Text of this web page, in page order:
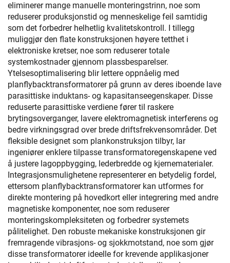
eliminerer mange manuelle monteringstrinn, noe som
reduserer produksjonstid og menneskelige feil samtidig
som det forbedrer helhetlig kvalitetskontroll. I tillegg
muliggjør den flate konstruksjonen høyere tetthet i
elektroniske kretser, noe som reduserer totale
systemkostnader gjennom plassbesparelser.
Ytelsesoptimalisering blir lettere oppnåelig med
planflybacktransformatorer på grunn av deres iboende lave
parasittiske induktans- og kapasitanseegenskaper. Disse
reduserte parasittiske verdiene fører til raskere
brytingsoverganger, lavere elektromagnetisk interferens og
bedre virkningsgrad over brede driftsfrekvensområder. Det
fleksible designet som plankonstruksjon tilbyr, lar
ingeniører enklere tilpasse transformatoregenskapene ved
å justere lagoppbygging, lederbredde og kjernematerialer.
Integrasjonsmulighetene representerer en betydelig fordel,
ettersom planflybacktransformatorer kan utformes for
direkte montering på hovedkort eller integrering med andre
magnetiske komponenter, noe som reduserer
monteringskompleksiteten og forbedrer systemets
pålitelighet. Den robuste mekaniske konstruksjonen gir
fremragende vibrasjons- og sjokkmotstand, noe som gjør
disse transformatorer ideelle for krevende applikasjoner